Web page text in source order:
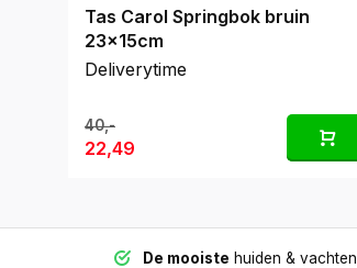
Tas Carol Springbok bruin
23x15cm
Deliverytime
40,-
22,49
De mooiste huiden & vachten